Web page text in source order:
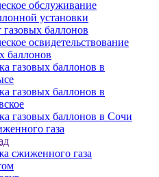
обслуживание
установки
газовых баллонов
освидетельствование
баллонов
газовых баллонов в
газовых баллонов в
газовых баллонов в Сочи
газа
сжиженного газа